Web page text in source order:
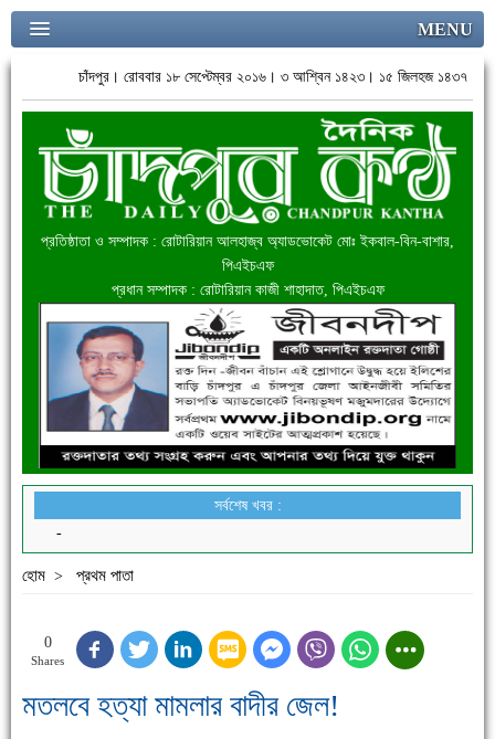
MENU
চাঁদপুর। রোববার ১৮ সেপ্টেম্বর ২০১৬। ৩ আশ্বিন ১৪২৩। ১৫ জিলহজ ১৪৩৭
প্রতিষ্ঠাতা ও সম্পাদক : রোটারিয়ান আলহাজ্ব অ্যাডভোকেট মোঃ ইকবাল-বিন-বাশার,
পিএইচএফ
প্রধান সম্পাদক : রোটারিয়ান কাজী শাহাদাত, পিএইচএফ
সর্বশেষ খবর :
হোম > প্রথম পাতা
0
Shares
মতলবে হত্যা মামলার বাদীর জেল!